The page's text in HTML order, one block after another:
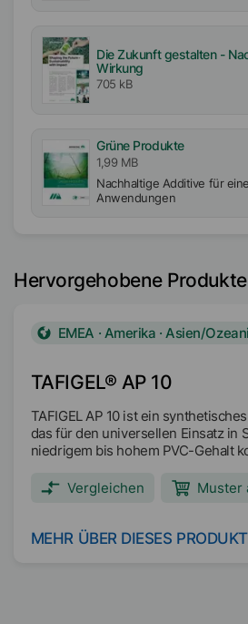
Die Zukunft gestalten -
Wirkung
705 kB
Grüne Produkte
1,99 MB
Nachhaltige Additive für
Anwendungen
Hervorgehobene Produkte
EMEA · Amerika · Asien/
TAFIGEL® AP 10
TAFIGEL AP 10 ist ein
das für den universellen Einsatz in
niedrigem bis hohem PVC-Gehalt
einen stärkeren assoziativen
TAFIGEL AP 10 benötigt für eine
Vergleichen Muster
MEHR ÜBER DIESES PRODUKT